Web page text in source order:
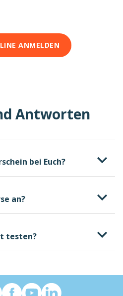
ANMELDEN
Antworten
bei Euch?
an?
testen?